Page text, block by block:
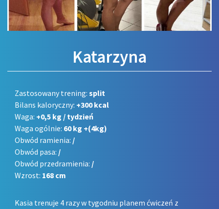
Katarzyna
Zastosowany trening: split
Bilans kaloryczny: +300 kcal
Waga: +0,5 kg / tydzień
Waga ogólnie: 60 kg +(4kg)
Obwód ramienia: /
Obwód pasa: /
Obwód przedramienia: /
Wzrost: 168 cm
Kasia trenuje 4 razy w tygodniu planem ćwiczeń z